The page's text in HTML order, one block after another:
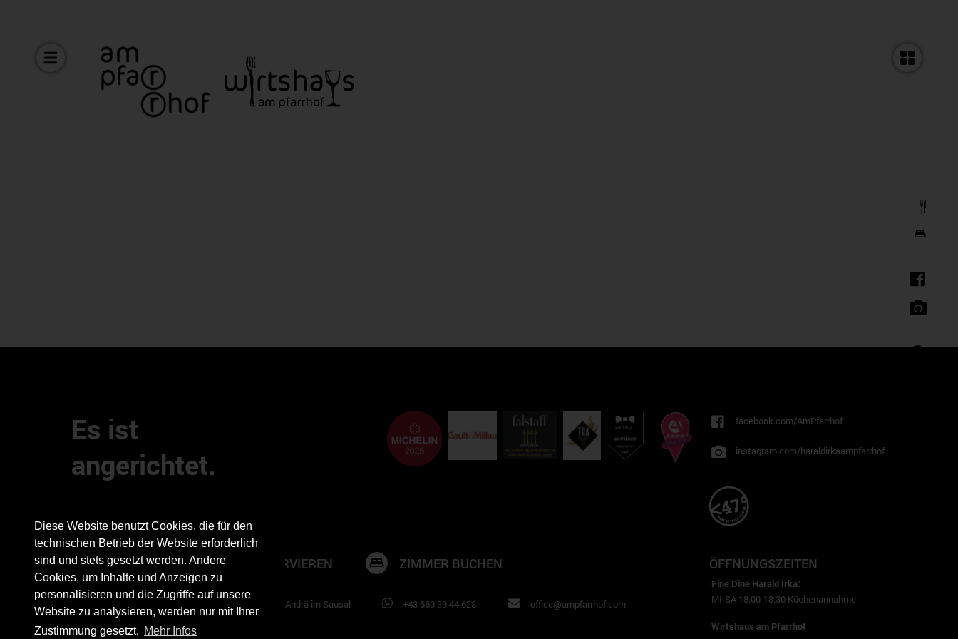
Diese Website benutzt Cookies, die für den
technischen Betrieb der Website erforderlich
sind und stets gesetzt werden. Andere
Cookies, um Inhalte und Anzeigen zu
personalisieren und die Zugriffe auf unsere
Website zu analysieren, werden nur mit Ihrer
Zustimmung gesetzt. Mehr Infos
Es ist
angerichtet.
TICKET BUCHEN / TISCH RESERVIEREN ZIMMER BUCHEN
Pfarrhof Sankt Andrä im Sausal 1, A-8444 Sankt Andrä im Sausal +43 660 39 44 628 office@ampfarrhof.com
facebook.com/AmPfarrhof
instagram.com/haraldirkaampfarrhof
ÖFFNUNGSZEITEN
Fine Dine Harald Irka:
MI-SA 18:00-18:30 Küchenannahme
Wirtshaus am Pfarrhof